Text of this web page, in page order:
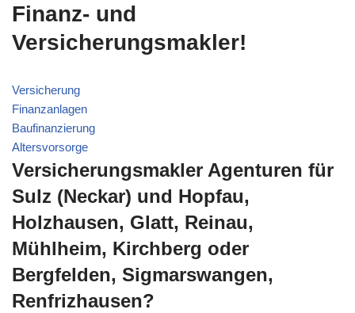
Finanz- und
Versicherungsmakler!
Versicherung
Finanzanlagen
Baufinanzierung
Altersvorsorge
Versicherungsmakler Agenturen für
Sulz (Neckar) und Hopfau,
Holzhausen, Glatt, Reinau,
Mühlheim, Kirchberg oder
Bergfelden, Sigmarswangen,
Renfrizhausen?